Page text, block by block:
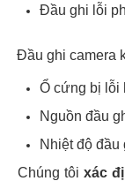
Đầu ghi lỗi
Đầu ghi camera
Ổ cứng bị lỗi
Nguồn đầu
Nhiệt độ đầu
Chúng tôi xác